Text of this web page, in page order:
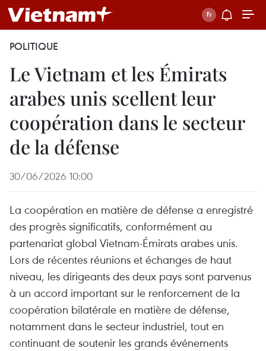
POLITIQUE
Le Vietnam et les Émirats
arabes unis scellent leur
coopération dans le secteur
de la défense
30/06/2026 10:00
La coopération en matière de défense a enregistré
des progrès significatifs, conformément au
partenariat global Vietnam-Émirats arabes unis.
Lors de récentes réunions et échanges de haut
niveau, les dirigeants des deux pays sont parvenus
à un accord important sur le renforcement de la
coopération bilatérale en matière de défense,
notamment dans le secteur industriel, tout en
continuant de soutenir les grands événements